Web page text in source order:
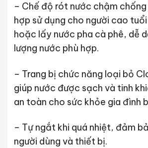
– Chế độ rót nước chậm
hợp sử dụng cho người cao
hoặc lấy nước pha cà phê, dễ
lượng nước phù hợp.
– Trang bị chức năng loại bỏ
giúp nước được sạch và tinh
an toàn cho sức khỏe gia đình
– Tự ngắt khi quá nhiệt, đảm
người dùng và thiết bị.